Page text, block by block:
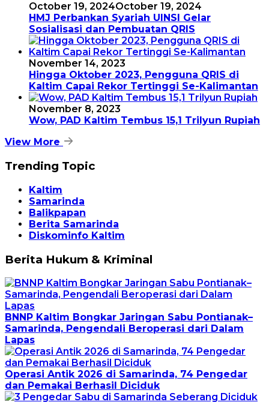
October 19, 2024October 19, 2024
HMJ Perbankan Syariah UINSI Gelar
Sosialisasi dan Pembuatan QRIS
November 14, 2023
Hingga Oktober 2023, Pengguna QRIS di
Kaltim Capai Rekor Tertinggi Se-Kalimantan
November 8, 2023
Wow, PAD Kaltim Tembus 15,1 Trilyun Rupiah
View More
Trending Topic
Kaltim
Samarinda
Balikpapan
Berita Samarinda
Diskominfo Kaltim
Berita Hukum & Kriminal
BNNP Kaltim Bongkar Jaringan Sabu Pontianak–
Samarinda, Pengendali Beroperasi dari Dalam
Lapas
Operasi Antik 2026 di Samarinda, 74 Pengedar
dan Pemakai Berhasil Diciduk